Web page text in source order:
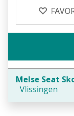
Melse Seat
Vlissingen